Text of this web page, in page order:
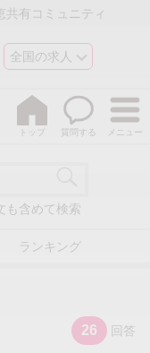
共有コミュニティ
全国の求人
トップ 質問する メニュー
も含めて検索
ランキング
26 回答